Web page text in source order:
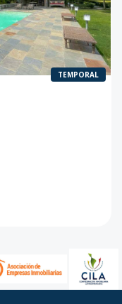
TEMPORAL